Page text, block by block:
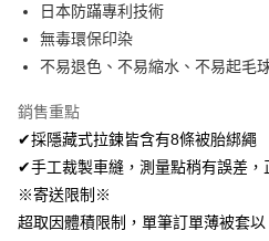
悠遊付
Google Pay
AFTEE先享後付
相關說明
AFTEE先享後付是「在收到商品之後才
便利好安心！
１．簡單：不需註冊會員、不需綁卡、不
２．便利：只要手機號碼，簡訊認證，即
ATM付款
運送方式
日本防蹣專利技術
無毒環保印染
不易退色、不易縮水、不易起毛
銷售重點
✔採隱藏式拉鍊皆含有8條被胎綁繩
✔手工裁製車縫，測量點稍有誤差，
※寄送限制※
超取因體積限制，單筆訂單薄被套